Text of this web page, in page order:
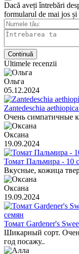
Dacă aveți întrebări
formularul de mai jos
Continuă
Ultimele recenzii
Ольга
05.12.2024
Zantedeschia
Очень симпатичные
Оксана
19.09.2024
Томат Пальмира - 10
Вкусные, кожица
Оксана
19.09.2024
Томат Gardener's
Шикарный сорт.
год посажу..